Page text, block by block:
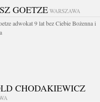
GOETZE WARSZAWA
adwokat 9 lat bez Ciebie Bożenna i
CHODAKIEWICZ